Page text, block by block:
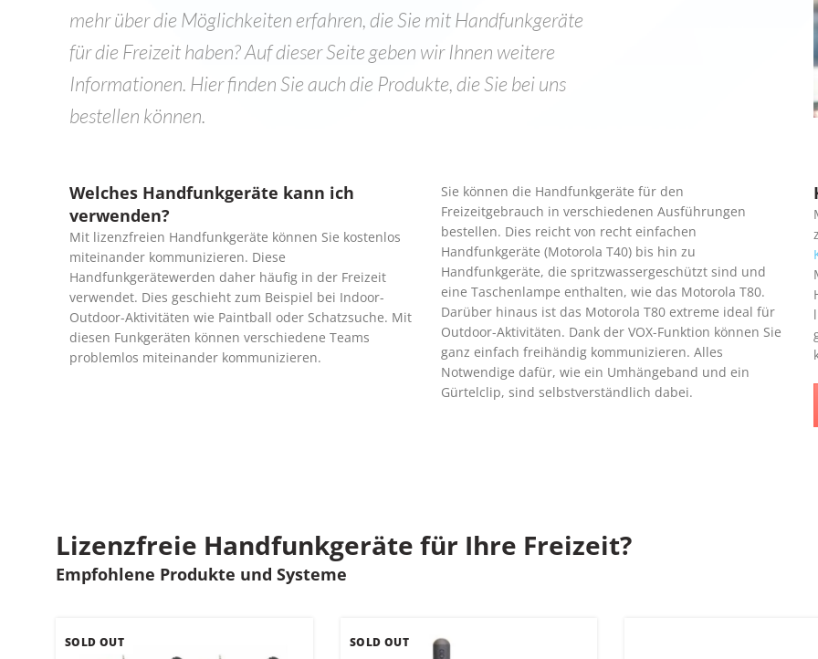
mehr über die Möglichkeiten erfahren, die Sie mit Handfunkgeräte
für die Freizeit haben? Auf dieser Seite geben wir Ihnen weitere
Informationen. Hier finden Sie auch die Produkte, die Sie bei uns
bestellen können.
Welches Handfunkgeräte kann ich
verwenden?
Mit lizenzfreien Handfunkgeräte können Sie kostenlos
miteinander kommunizieren. Diese
Handfunkgerätewerden daher häufig in der Freizeit
verwendet. Dies geschieht zum Beispiel bei Indoor-
Outdoor-Aktivitäten wie Paintball oder Schatzsuche. Mit
diesen Funkgeräten können verschiedene Teams
problemlos miteinander kommunizieren.
Sie können die Handfunkgeräte für den
Freizeitgebrauch in verschiedenen Ausführungen
bestellen. Dies reicht von recht einfachen
Handfunkgeräte (Motorola T40) bis hin zu
Handfunkgeräte, die spritzwassergeschützt sind und
eine Taschenlampe enthalten, wie das Motorola T80.
Darüber hinaus ist das Motorola T80 extreme ideal für
Outdoor-Aktivitäten. Dank der VOX-Funktion können Sie
ganz einfach freihändig kommunizieren. Alles
Notwendige dafür, wie ein Umhängeband und ein
Gürtelclip, sind selbstverständlich dabei.
Lizenzfreie Handfunkgeräte für Ihre Freizeit?
Empfohlene Produkte und Systeme
SOLD OUT SOLD OUT